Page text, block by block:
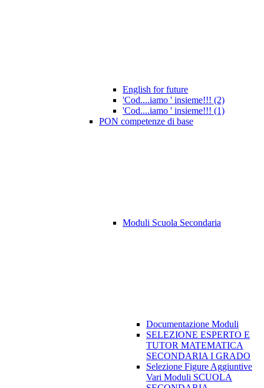
English for future
'Cod....iamo ' insieme!!! (2)
'Cod....iamo ' insieme!!! (1)
PON competenze di base
Moduli Scuola Secondaria
Documentazione Moduli
SELEZIONE ESPERTO E
TUTOR MATEMATICA
SECONDARIA I GRADO
Selezione Figure Aggiuntive
Vari Moduli SCUOLA